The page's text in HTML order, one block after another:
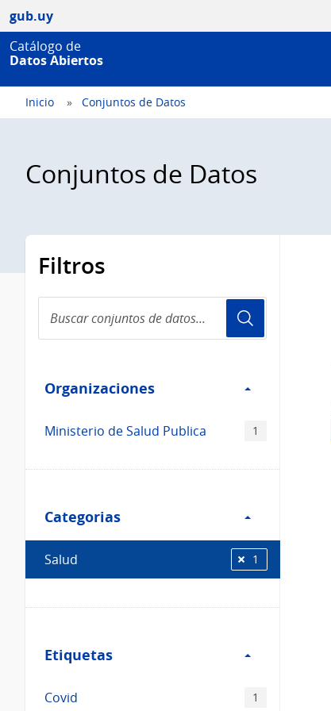
gub.uy
Catálogo de
Datos Abiertos
Inicio Conjuntos de Datos
Conjuntos de Datos
Filtros
conjuntos
de
Organizaciones
Organizaciones
Ministerio de Salud Publica 1
Categorias
Categorias
Salud 1
Etiquetas
Etiquetas
Covid 1